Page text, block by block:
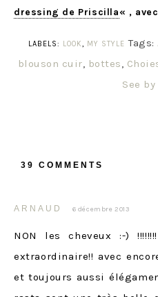
dressing de Priscilla« ,
LABELS: LOOK, MY STYLE Tags:
blouson cuir, bottes,
See
39 COMMENTS
ARNAUD 6 décembre 2013
NON les cheveux :-)
extraordinaire!! avec
et toujours aussi